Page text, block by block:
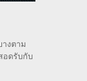
งตาม
อดรับกับ